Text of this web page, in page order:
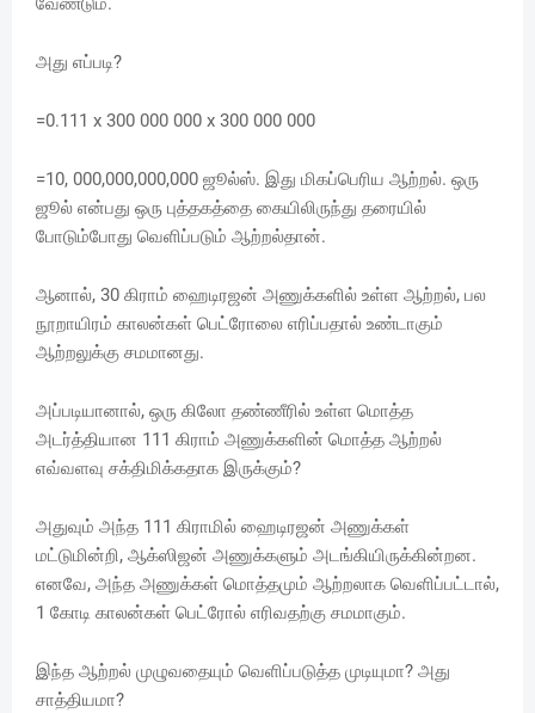
அது எப்படி?
=0.111 x 300 000 000 x 300 000 000
=10, 000,000,000,000 ஜூல்ஸ். இது மிகப்பெரிய ஆற்றல். ஒரு
ஜூல் என்பது ஒரு புத்தகத்தை கையிலிருந்து தரையில்
போடும்போது வெளிப்படும் ஆற்றல்தான்.
ஆனால், 30 கிராம் ஹைடிரஜன் அணுக்களில் உள்ள ஆற்றல், பல
நூறாயிரம் காலன்கள் பெட்ரோலை எரிப்பதால் உண்டாகும்
ஆற்றலுக்கு சமமானது.
அப்படியானால், ஒரு கிலோ தண்ணீரில் உள்ள மொத்த
அடர்த்தியான 111 கிராம் அணுக்களின் மொத்த ஆற்றல்
எவ்வளவு சக்திமிக்கதாக இருக்கும்?
அதுவும் அந்த 111 கிராமில் ஹைடிரஜன் அணுக்கள்
மட்டுமின்றி, ஆக்ஸிஜன் அணுக்களும் அடங்கியிருக்கின்றன.
எனவே, அந்த அணுக்கள் மொத்தமும் ஆற்றலாக வெளிப்பட்டால்,
1 கோடி காலன்கள் பெட்ரோல் எரிவதற்கு சமமாகும்.
இந்த ஆற்றல் முழுவதையும் வெளிப்படுத்த முடியுமா? அது
சாத்தியமா?